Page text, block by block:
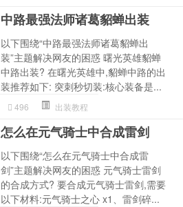
中路最强法师诸葛貂蝉出装
以下围绕“中路最强法师诸葛貂蝉出
装”主题解决网友的困惑 曙光英雄貂蝉
中路出装? 在曙光英雄中,貂蝉中路的出
装推荐如下: 突刺秒切装:核心装备是...
496 出装教程
怎么在元气骑士中合成雷剑
以下围绕“怎么在元气骑士中合成雷
剑”主题解决网友的困惑 元气骑士雷剑
的合成方式? 要合成元气骑士雷剑,需要
以下材料:元气骑士之心 x1、雷剑碎...